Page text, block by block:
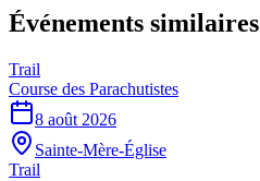
Événements similaires
Trail
Course des Parachutistes
8 août 2026
Sainte-Mère-Église
Trail